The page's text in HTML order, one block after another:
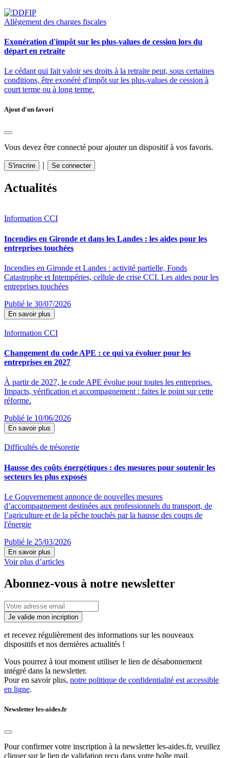
Allègement des charges fiscales
Exonération d'impôt sur les plus-values de cession lors du
départ en retraite
Le cédant qui fait valoir ses droits à la retraite peut, sous certaines
conditions, être exonéré d'impôt sur les plus-values de cession à
court terme ou à long terme.
Ajout d'un favori
Vous devez être connecté pour ajouter un dispositif à vos favoris.
S'inscrire Se connecter
Actualités
Information CCI
Incendies en Gironde et dans les Landes : les aides pour les
entreprises touchées
Incendies en Gironde et Landes : activité partielle, Fonds
Catastrophe et Intempéries, cellule de crise CCI. Les aides pour les
entreprises touchées
Publié le 30/07/2026
En savoir plus
Information CCI
Changement du code APE : ce qui va évoluer pour les
entreprises en 2027
À partir de 2027, le code APE évolue pour toutes les entreprises.
Impacts, vérification et accompagnement : faites le point sur cette
réforme.
Publié le 10/06/2026
En savoir plus
Difficultés de trésorerie
Hausse des coûts énergétiques : des mesures pour soutenir les
secteurs les plus exposés
Le Gouvernement annonce de nouvelles mesures
d’accompagnement destinées aux professionnels du transport, de
l’agriculture et de la pêche touchés par la hausse des coups de
l'énergie
Publié le 25/03/2026
En savoir plus
Voir plus d’articles
Abonnez-vous à notre newsletter
Je valide mon incription
et recevez régulièrement des informations sur les nouveaux
dispositifs et nos dernières actualités !
Vous pourrez à tout moment utiliser le lien de désabonnement
intégré dans la newsletter.
Pour en savoir plus, notre politique de confidentialité est accessible
en ligne.
Newsletter les-aides.fr
Pour confirmer votre inscription à la newsletter les-aides.fr, veuillez
cliquer sur le lien de validation reçu dans votre boîte mail.